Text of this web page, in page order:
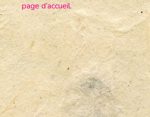
page d’accueil.